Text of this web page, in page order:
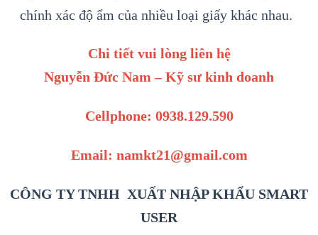
chính xác độ ẩm của nhiều loại giấy khác nhau.
Chi tiết vui lòng liên hệ
Nguyễn Đức Nam – Kỹ sư kinh doanh
Cellphone: 0938.129.590
Email: namkt21@gmail.com
CÔNG TY TNHH XUẤT NHẬP KHẨU SMART
USER